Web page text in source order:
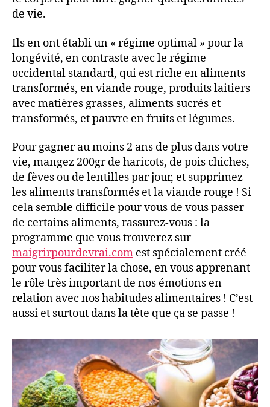
de vie.
Ils en ont établi un « régime optimal » pour la
longévité, en contraste avec le régime
occidental standard, qui est riche en aliments
transformés, en viande rouge, produits laitiers
avec matières grasses, aliments sucrés et
transformés, et pauvre en fruits et légumes.
Pour gagner au moins 2 ans de plus dans votre
vie, mangez 200gr de haricots, de pois chiches,
de fèves ou de lentilles par jour, et supprimez
les aliments transformés et la viande rouge ! Si
cela semble difficile pour vous de vous passer
de certains aliments, rassurez-vous : la
programme que vous trouverez sur
maigrirpourdevrai.com est spécialement créé
pour vous faciliter la chose, en vous apprenant
le rôle très important de nos émotions en
relation avec nos habitudes alimentaires ! C’est
aussi et surtout dans la tête que ça se passe !